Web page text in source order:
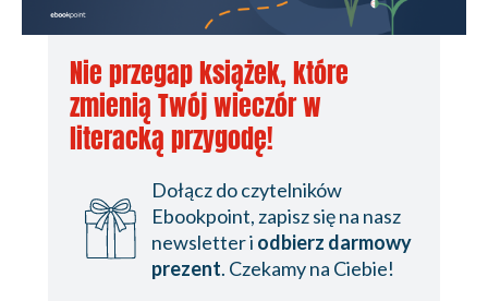
Nie przegap książek, które
zmienią Twój wieczór w
literacką przygodę!
Dołącz do czytelników
Ebookpoint, zapisz się na nasz
newsletter i odbierz darmowy
prezent. Czekamy na Ciebie!